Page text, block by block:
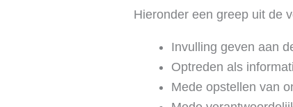
Hieronder een greep uit de
Invulling geven aan
Optreden als
Mede opstellen van